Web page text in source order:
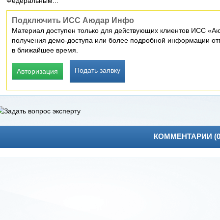
Подключить ИСС Аюдар Инфо
Материал доступен только для действующих клиентов ИСС
получения демо-доступа или более подробной информации
в ближайшее время.
Авторизация Подать заявку
КОММЕНТАРИИ (0